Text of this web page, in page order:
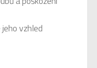
vzhled